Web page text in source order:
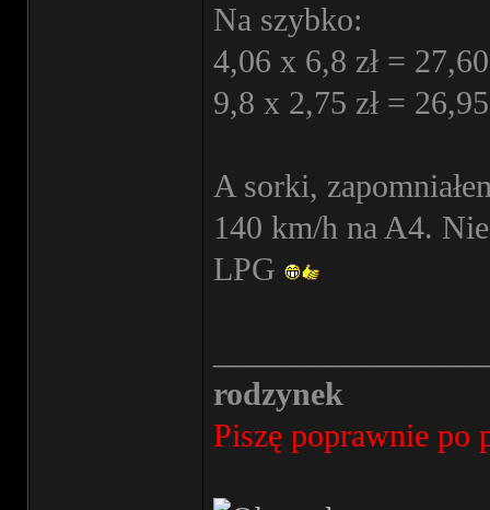
Na szybko:
4,06 x 6,8 zł = 27,60
9,8 x 2,75 zł =
A sorki,
140 km/h na A4.
LPG
rodzynek
Piszę poprawnie po